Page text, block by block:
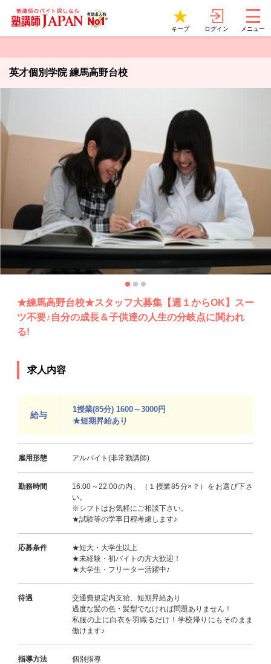
キープ ログイン メニュー
英才個別学院 練馬高野台校
★練馬高野台校★スタッフ大募集【週１からOK】スー
ツ不要♪自分の成長＆子供達の人生の分岐点に関われ
る!
求人内容
給与
1授業(85分) 1600～3000円
★短期昇給あり
雇用形態 アルバイト(非常勤講師)
勤務時間
16:00～22:00の内、（１授業85分×？）をお選び下さ
い。
※シフトはお気軽にご相談下さい。
★試験等の学事日程考慮します♪
応募条件
★短大・大学生以上
★未経験・初バイトの方大歓迎！
★大学生・フリーター活躍中♪
待遇
交通費規定内支給、短期昇給あり
過度な髪の色・髪型でなければ問題ありません！
私服の上に白衣を羽織るだけ！学校帰りにもそのまま
働けます♪
指導方法 個別指導